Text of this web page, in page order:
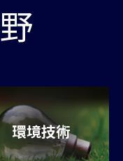
命を
ポン
ーへの関心が世
ーンエネルギー
ます顕著になっ
環境技術